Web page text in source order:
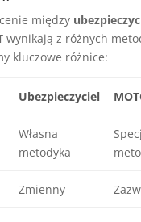
między
wynikają z różnych
kluczowe różnice:
Ubezpieczyciel
Własna
metodyka
Zmienny